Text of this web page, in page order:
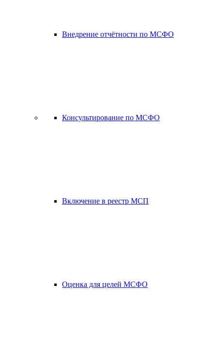
Внедрение отчётности по МСФО
Консультирование по МСФО
Включение в реестр МСП
Оценка для целей МСФО